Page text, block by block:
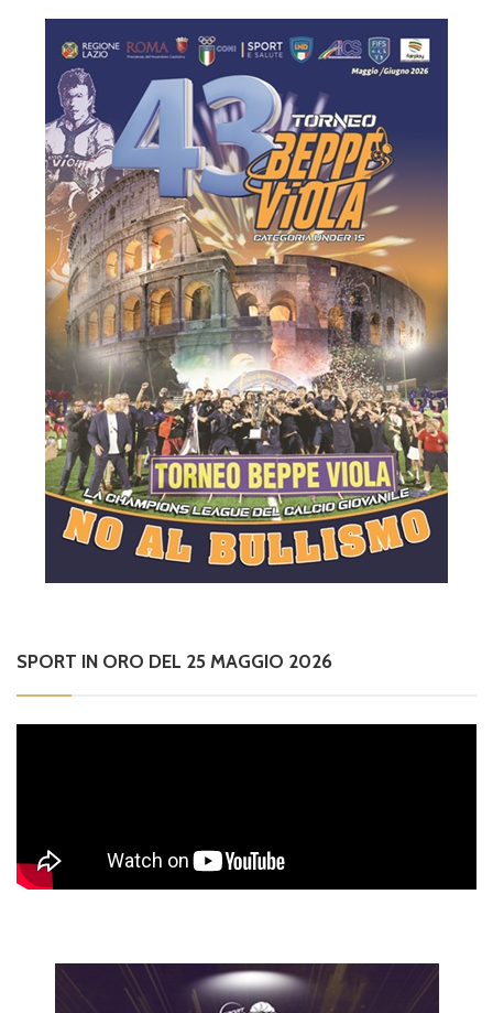
SPORT IN ORO DEL 25 MAGGIO 2026